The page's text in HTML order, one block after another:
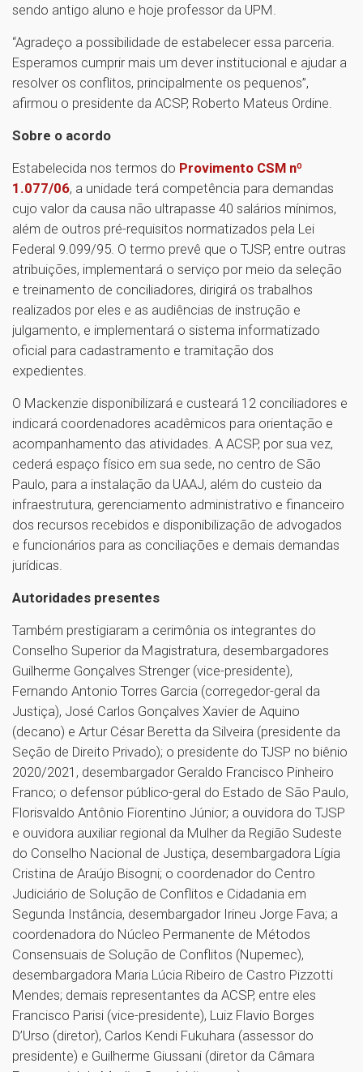
sendo antigo aluno e hoje professor da UPM.
“Agradeço a possibilidade de estabelecer essa parceria.
Esperamos cumprir mais um dever institucional e ajudar a
resolver os conflitos, principalmente os pequenos”,
afirmou o presidente da ACSP, Roberto Mateus Ordine.
Sobre o acordo
Estabelecida nos termos do Provimento CSM nº
1.077/06, a unidade terá competência para demandas
cujo valor da causa não ultrapasse 40 salários mínimos,
além de outros pré-requisitos normatizados pela Lei
Federal 9.099/95. O termo prevê que o TJSP, entre outras
atribuições, implementará o serviço por meio da seleção
e treinamento de conciliadores, dirigirá os trabalhos
realizados por eles e as audiências de instrução e
julgamento, e implementará o sistema informatizado
oficial para cadastramento e tramitação dos
expedientes.
O Mackenzie disponibilizará e custeará 12 conciliadores e
indicará coordenadores acadêmicos para orientação e
acompanhamento das atividades. A ACSP, por sua vez,
cederá espaço físico em sua sede, no centro de São
Paulo, para a instalação da UAAJ, além do custeio da
infraestrutura, gerenciamento administrativo e financeiro
dos recursos recebidos e disponibilização de advogados
e funcionários para as conciliações e demais demandas
jurídicas.
Autoridades presentes
Também prestigiaram a cerimônia os integrantes do
Conselho Superior da Magistratura, desembargadores
Guilherme Gonçalves Strenger (vice-presidente),
Fernando Antonio Torres Garcia (corregedor-geral da
Justiça), José Carlos Gonçalves Xavier de Aquino
(decano) e Artur César Beretta da Silveira (presidente da
Seção de Direito Privado); o presidente do TJSP no biênio
2020/2021, desembargador Geraldo Francisco Pinheiro
Franco; o defensor público-geral do Estado de São Paulo,
Florisvaldo Antônio Fiorentino Júnior; a ouvidora do TJSP
e ouvidora auxiliar regional da Mulher da Região Sudeste
do Conselho Nacional de Justiça, desembargadora Lígia
Cristina de Araújo Bisogni; o coordenador do Centro
Judiciário de Solução de Conflitos e Cidadania em
Segunda Instância, desembargador Irineu Jorge Fava; a
coordenadora do Núcleo Permanente de Métodos
Consensuais de Solução de Conflitos (Nupemec),
desembargadora Maria Lúcia Ribeiro de Castro Pizzotti
Mendes; demais representantes da ACSP, entre eles
Francisco Parisi (vice-presidente), Luiz Flavio Borges
D’Urso (diretor), Carlos Kendi Fukuhara (assessor do
presidente) e Guilherme Giussani (diretor da Câmara